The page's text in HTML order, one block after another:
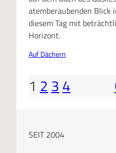
atemberaubenden Blick
diesem Tag mit
Horizont.
Auf Dächern
1 2 3 4
SEIT 2004